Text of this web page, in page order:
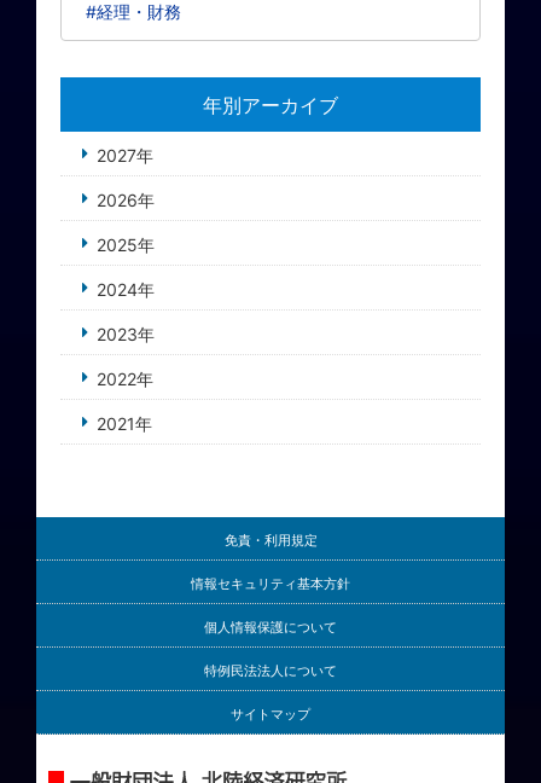
#経理・財務
年別アーカイブ
2027年
2026年
2025年
2024年
2023年
2022年
2021年
免責・利用規定
情報セキュリティ基本方針
個人情報保護について
特例民法法人について
サイトマップ